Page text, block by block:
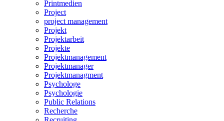
Printmedien
Project
project management
Projekt
Projektarbeit
Projekte
Projektmanagement
Projektmanager
Projektmanagment
Psychologe
Psychologie
Public Relations
Recherche